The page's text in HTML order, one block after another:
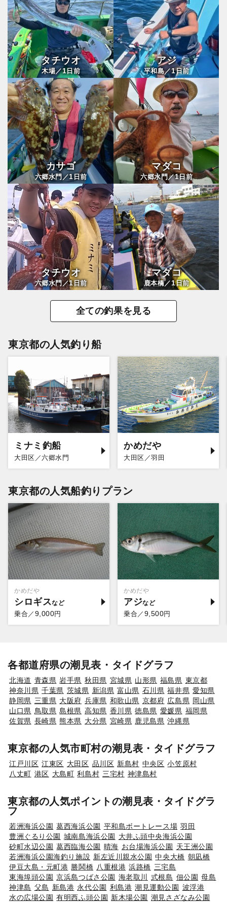
タチウオ
木場／1日前
アジ
平和島／1日前
カサゴ
六郷水門／1 日前
マダコ
六郷水門／1日前
タチウオ
六郷水門／1日前
マダコ
鹿本橋／ 1日前
全ての釣果を見る
東京都の人気釣り船
ミナミ釣船
大田区／六郷水門
かめだや
大田区／羽田
東京都の人気船釣りプラン
かめだや
シロギス
乗合／ 9,000円
かめだや
アジ
乗合／ 9,500円
各都道府県の潮見表・タイドグラフ
北海道 青森県 岩手県 秋田県 宮城県 山形県 福島県 東京都
神奈川県 千葉県 茨城県 新潟県 富山県 石川県 福井県 愛知県
静岡県 三重県 大阪府 兵庫県 和歌山県 京都府 広島県 岡山県
山口県 鳥取県 島根県 高知県 香川県 徳島県 愛媛県 福岡県
佐賀県 長崎県 熊本県 大分県 宮崎県 鹿児島県 沖縄県
東京都の人気市町村の潮見表・タイドグラフ
江戸川区 江東区 大田区 品川区 新島村 中央区 小笠原村
八丈町 港区 大島町 利島村 三宅村 神津島村
東京都の人気ポイントの潮見表・タイドグラ
フ
若洲海浜公園 葛西海浜公園 平和島ボートレース場 羽田
豊洲ぐるり公園 城南島海浜公園 大井ふ頭中央海浜公園
砂町水辺公園 葛西臨海公園 晴海 お台場海浜公園 天王洲公園
若洲海浜公園海釣り施設 新左近川親水公園 中央大橋 朝凪橋
伊豆大島・元町港 勝鬨橋 八重根港 浜路橋 三宅島
東海埠頭公園 京浜島つばさ公園 海老取川 式根島 佃公園 母島
神津島 父島 新島港 永代公園 利島港 潮見運動公園 波浮港
水の広場公園 有明西ふ頭公園 新木場公園 潮見さざなみ公園